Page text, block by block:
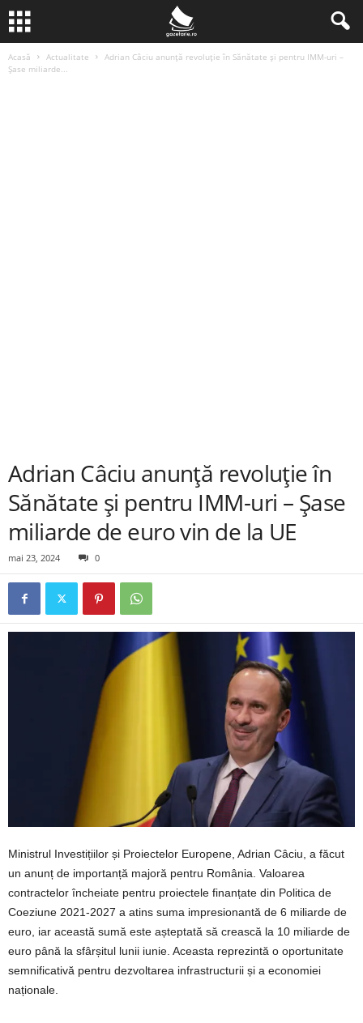
Acasă Actualitate
Adrian Câciu anunță revoluție în Sănătate și pentru IMM-uri –
Șase miliarde...
Adrian Câciu anunță revoluție în
Sănătate și pentru IMM-uri – Șase
miliarde de euro vin de la UE
mai 23, 2024 0
Ministrul Investițiilor și Proiectelor Europene, Adrian Câciu, a făcut
un anunț de importanță majoră pentru România. Valoarea
contractelor încheiate pentru proiectele finanțate din Politica de
Coeziune 2021-2027 a atins suma impresionantă de 6 miliarde de
euro, iar această sumă este așteptată să crească la 10 miliarde de
euro până la sfârșitul lunii iunie. Aceasta reprezintă o oportunitate
semnificativă pentru dezvoltarea infrastructurii și a economiei
naționale.